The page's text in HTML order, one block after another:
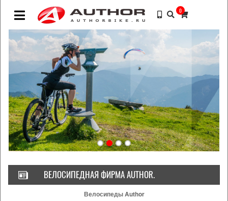
0
ВЕЛОСИПЕДНАЯ ФИРМА AUTHOR.
Велосипеды Author